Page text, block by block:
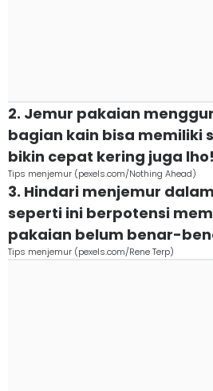
2. Jemur pakaian
bagian kain bisa memiliki
bikin cepat kering juga lho!
Tips menjemur (pexels.com/Nothing Ahead)
3. Hindari menjemur
seperti ini berpotensi
pakaian belum benar-
Tips menjemur (pexels.com/Rene Terp)